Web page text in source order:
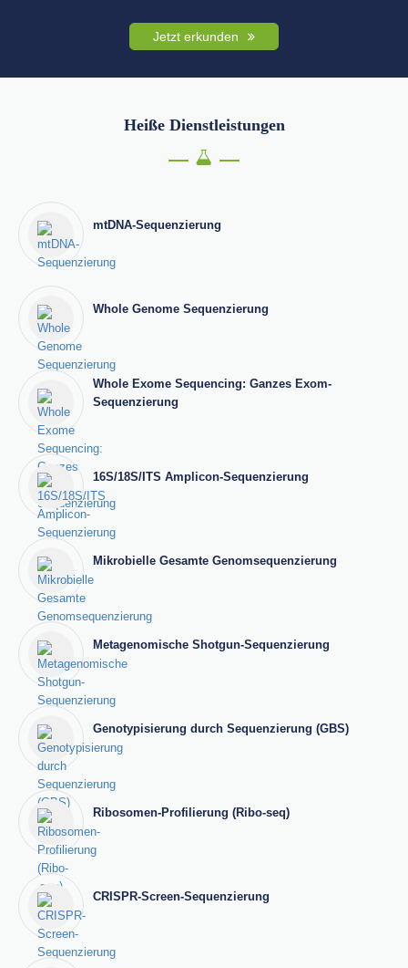
Jetzt erkunden
Heiße Dienstleistungen
mtDNA-Sequenzierung
Whole Genome Sequenzierung
Whole Exome Sequencing: Ganzes Exom-
Sequenzierung
16S/18S/ITS Amplicon-Sequenzierung
Mikrobielle Gesamte Genomsequenzierung
Metagenomische Shotgun-Sequenzierung
Genotypisierung durch Sequenzierung (GBS)
Ribosomen-Profilierung (Ribo-seq)
CRISPR-Screen-Sequenzierung